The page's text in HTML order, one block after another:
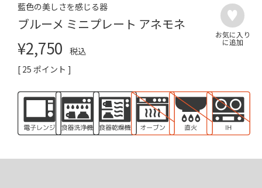
藍色の美しさを感じる器
ブルーメ ミニプレート アネモネ
¥2,750
税込
[ 25 ポイント ]